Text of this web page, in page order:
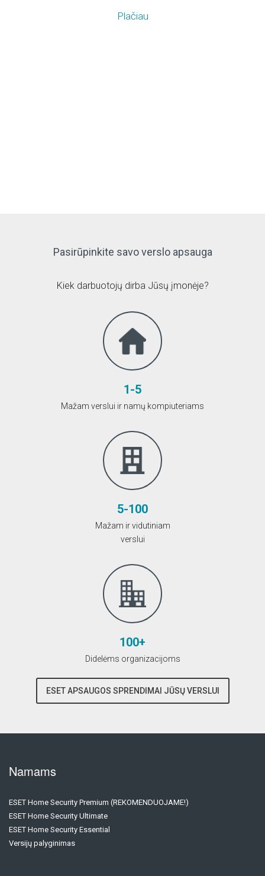
Plačiau
Pasirūpinkite savo verslo apsauga
Kiek darbuotojų dirba Jūsų įmonėje?
1-5
Mažam verslui ir namų kompiuteriams
5-100
Mažam ir vidutiniam
verslui
100+
Didelėms organizacijoms
ESET APSAUGOS SPRENDIMAI JŪSŲ VERSLUI
Namams
ESET Home Security Premium (REKOMENDUOJAME!)
ESET Home Security Ultimate
ESET Home Security Essential
Versijų palyginimas